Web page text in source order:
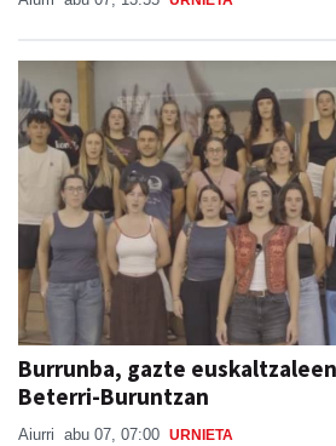
Burrunba, gazte
Beterri-Buruntzan
Aiurri abu 07, 07:00 URNIETA